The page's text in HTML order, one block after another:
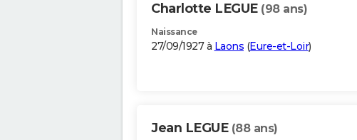
Charlotte LEGUE (98 ans)
Naissance
27/09/1927 à Laons (Eure-et-Loir)
Jean LEGUE (88 ans)